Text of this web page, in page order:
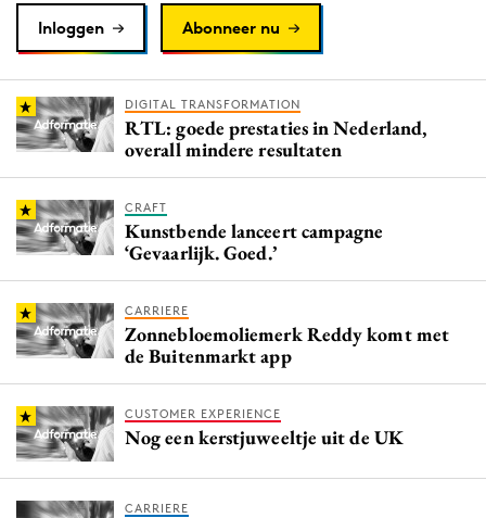
Reputatie & crisis
Inloggen Abonneer nu
DIGITAL TRANSFORMATION
RTL: goede prestaties in Nederland,
overall mindere resultaten
CRAFT
Kunstbende lanceert campagne
‘Gevaarlijk. Goed.’
CARRIERE
Zonnebloemoliemerk Reddy komt met
de Buitenmarkt app
CUSTOMER EXPERIENCE
Nog een kerstjuweeltje uit de UK
CARRIERE